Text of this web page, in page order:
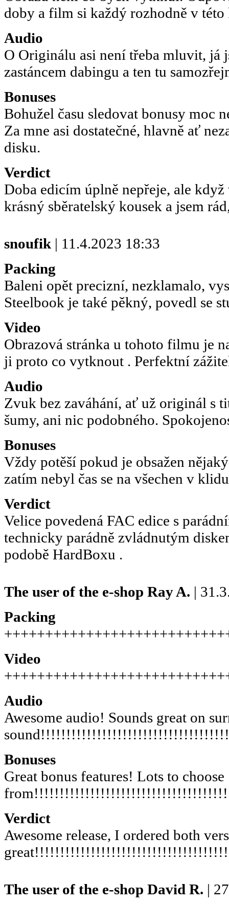
doby a film si každý rozhodně v
Audio
O Originálu asi není třeba mluvit, já
zastáncem dabingu a ten tu
Bonuses
Bohužel času sledovat bonusy moc
Za mne asi dostatečné, hlavně ať
disku.
Verdict
Doba edicím úplně nepřeje, ale
krásný sběratelský kousek a jsem
snoufik | 11.4.2023 18:33
Packing
Baleni opět precizní, nezklamalo,
Steelbook je také pěkný, povedl se
Video
Obrazová stránka u tohoto filmu je
ji proto co vytknout . Perfektní
Audio
Zvuk bez zaváhání, ať už originál s
šumy, ani nic podobného.
Bonuses
Vždy potěší pokud je obsažen
zatím nebyl čas se na všechen v
Verdict
Velice povedená FAC edice s
technicky parádně zvládnutým
podobě HardBoxu .
The user of the e-shop Ray A. |
Packing
Video
Audio
Awesome audio! Sounds great on
Bonuses
Great bonus features! Lots to choose
Verdict
Awesome release, I ordered both
The user of the e-shop David R. |